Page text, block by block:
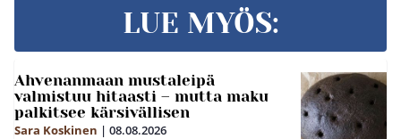
LUE MYÖS:
Ahvenanmaan mustaleipä
valmistuu hitaasti – mutta maku
palkitsee kärsivällisen
Sara Koskinen | 08.08.2026